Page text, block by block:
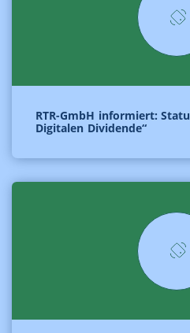
RTR-GmbH informiert:
Digitalen Dividende“